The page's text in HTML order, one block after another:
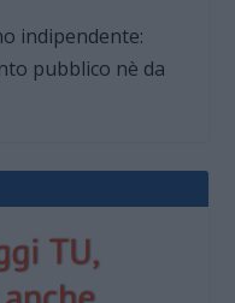
indipendente:
pubblico nè da